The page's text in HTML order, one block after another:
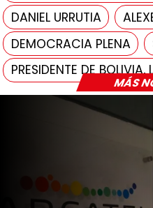
MÁS
DANIEL URRUTIA
DEMOCRACIA PLENA
PRESIDENTE DE BOLIVIA,